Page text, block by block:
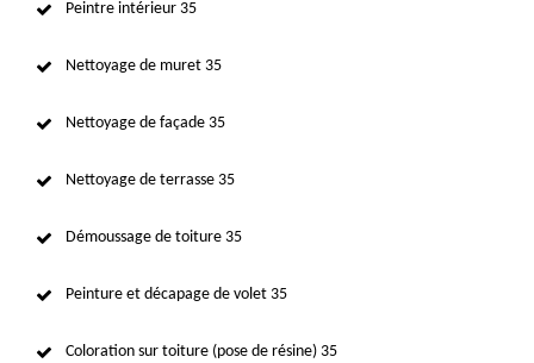
Peintre intérieur 35
Nettoyage de muret 35
Nettoyage de façade 35
Nettoyage de terrasse 35
Démoussage de toiture 35
Peinture et décapage de volet 35
Coloration sur toiture (pose de résine) 35